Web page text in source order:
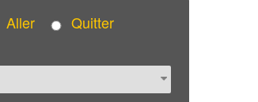
Aller Quitter